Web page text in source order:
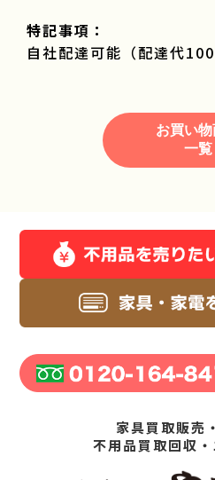
特記事項：
自社配達可能（配達代
お買い
一覧
家具買取販売
不用品買取回収